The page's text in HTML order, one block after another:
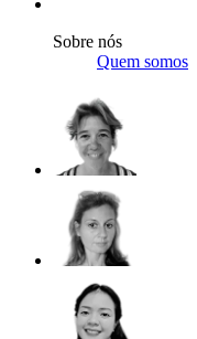
Sobre nós
Quem somos